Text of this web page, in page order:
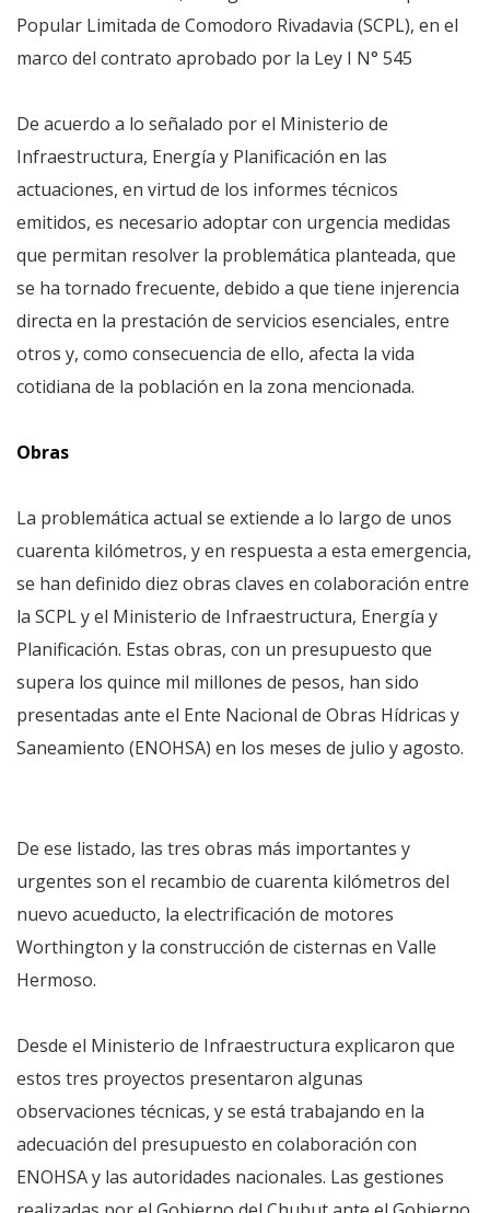
Popular Limitada de Comodoro Rivadavia (SCPL), en el
marco del contrato aprobado por la Ley I N° 545
De acuerdo a lo señalado por el Ministerio de
Infraestructura, Energía y Planificación en las
actuaciones, en virtud de los informes técnicos
emitidos, es necesario adoptar con urgencia medidas
que permitan resolver la problemática planteada, que
se ha tornado frecuente, debido a que tiene injerencia
directa en la prestación de servicios esenciales, entre
otros y, como consecuencia de ello, afecta la vida
cotidiana de la población en la zona mencionada.
Obras
La problemática actual se extiende a lo largo de unos
cuarenta kilómetros, y en respuesta a esta emergencia,
se han definido diez obras claves en colaboración entre
la SCPL y el Ministerio de Infraestructura, Energía y
Planificación. Estas obras, con un presupuesto que
supera los quince mil millones de pesos, han sido
presentadas ante el Ente Nacional de Obras Hídricas y
Saneamiento (ENOHSA) en los meses de julio y agosto.
De ese listado, las tres obras más importantes y
urgentes son el recambio de cuarenta kilómetros del
nuevo acueducto, la electrificación de motores
Worthington y la construcción de cisternas en Valle
Hermoso.
Desde el Ministerio de Infraestructura explicaron que
estos tres proyectos presentaron algunas
observaciones técnicas, y se está trabajando en la
adecuación del presupuesto en colaboración con
ENOHSA y las autoridades nacionales. Las gestiones